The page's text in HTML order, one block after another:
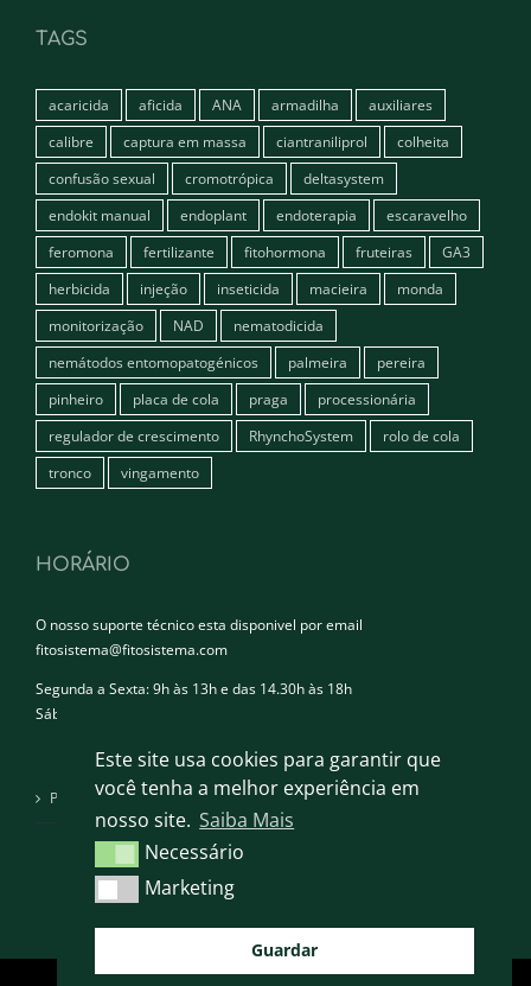
Este site usa cookies para garantir que
você tenha a melhor experiência em
nosso site. Saiba Mais
Necessário
Necessário
MarketingMarketing
Guardar
TAGS
acaricida aficida ANA armadilha
auxiliares
calibre
captura em massa ciantraniliprol
colheita
confusão sexual
cromotrópica
deltasystem
endokit manual
endoplant endoterapia
escaravelho
feromona
fertilizante fitohormona fruteiras
GA3
herbicida
injeção inseticida macieira
monda
monitorização
NAD
nematodicida
nemátodos entomopatogénicos
palmeira
pereira
pinheiro
placa de cola praga
processionária
regulador de crescimento
RhynchoSystem
rolo de cola
tronco
vingamento
HORÁRIO
O nosso suporte técnico esta disponivel por email
fitosistema@fitosistema.com
Segunda a Sexta: 9h às 13h e das 14.30h às 18h
Sábado e Domingo: Encerrado
Política de privacidade